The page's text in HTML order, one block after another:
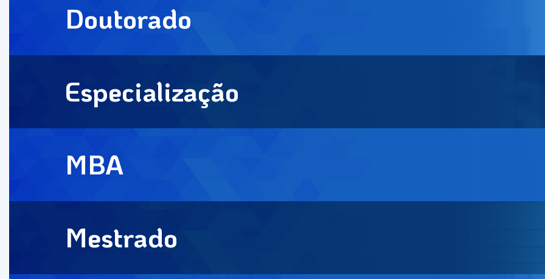
Doutorado
Especialização
MBA
Mestrado